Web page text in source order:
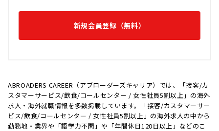
新規会員登録（無料）
ABROADERS CAREER（アブローダーズキャリア）では、「接客/カ
スタマーサービス/飲食/コールセンター / 女性社員5割以上」の海外
求人・海外就職情報を多数掲載しています。「接客/カスタマーサー
ビス/飲食/コールセンター / 女性社員5割以上」の海外求人の中から
勤務地・業界や「語学力不問」や「年間休日120日以上」などのこ